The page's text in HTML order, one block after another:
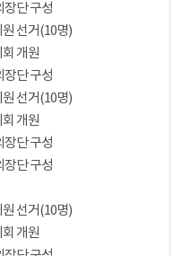
장단 구성
선거(10명)
개원
장단 구성
선거(10명)
개원
장단 구성
장단 구성
선거(10명)
개원